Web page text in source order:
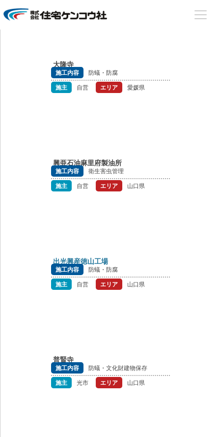
絞り込み検索をする
大隆寺
施工内容
防蟻・防腐
施主
自営 エリア 愛媛県
興亜石油麻里府製油所
施工内容
衛生害虫管理
施主
自営 エリア 山口県
出光興産徳山工場
施工内容
防蟻・防腐
施主
自営 エリア 山口県
普賢寺
施工内容
防蟻・文化財建物保存
施主
光市 エリア 山口県
住宅ケンコウ社
住まいのあらゆる場面でサポート致します！